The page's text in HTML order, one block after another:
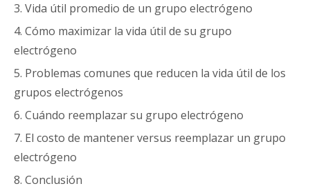
3. Vida útil promedio de un grupo electrógeno
4. Cómo maximizar la vida útil de su grupo
electrógeno
5. Problemas comunes que reducen la vida útil de los
grupos electrógenos
6. Cuándo reemplazar su grupo electrógeno
7. El costo de mantener versus reemplazar un grupo
electrógeno
8. Conclusión